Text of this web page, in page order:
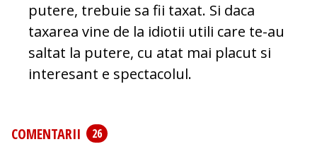
putere, trebuie sa fii taxat. Si daca
taxarea vine de la idiotii utili care te-au
saltat la putere, cu atat mai placut si
interesant e spectacolul.
COMENTARII
26